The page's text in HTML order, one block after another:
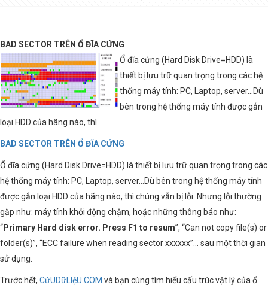
BAD SECTOR TRÊN Ổ ĐĨA CỨNG
Ổ đĩa cứng (Hard Disk Drive=HDD) là
thiết bị lưu trữ quan trọng trong các hệ
thống máy tính: PC, Laptop, server…Dù
bên trong hệ thống máy tính được gắn
loại HDD của hãng nào, thì
BAD SECTOR TRÊN Ổ ĐĨA CỨNG
Ổ đĩa cứng (Hard Disk Drive=HDD) là thiết bị lưu trữ quan trọng trong các
hệ thống máy tính: PC, Laptop, server…Dù bên trong hệ thống máy tính
được gắn loại HDD của hãng nào, thì chúng vẫn bị lỗi. Nhưng lỗi thường
gặp như: máy tính khởi động chậm, hoặc những thông báo như:
“Primary Hard disk error. Press F1 to resum”, “Can not copy file(s) or
folder(s)”, “ECC failure when reading sector xxxxxx”… sau một thời gian
sử dụng.
Trước hết, CứUDữLIệU.COM và bạn cùng tìm hiểu cấu trúc vật lý của ổ